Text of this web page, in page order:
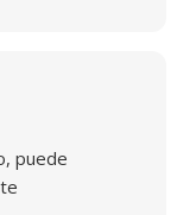
puede